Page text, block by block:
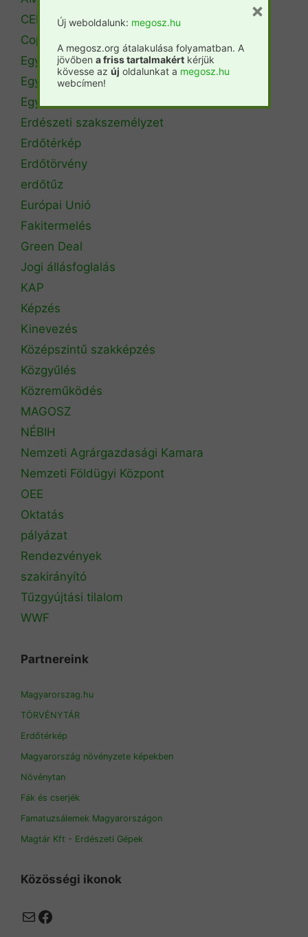
CEPF
Copa Cogeca
Egyéb
Egyetemi hírek
Egyetemi szintű oktatás
Erdészeti szakszemélyzet
Erdőtérkép
Erdőtörvény
erdőtűz
Európai Unió
Fakitermelés
Green Deal
Jogi állásfoglalás
KAP
Képzés
Kinevezés
Középszintű szakképzés
Közgyűlés
Közreműködés
MAGOSZ
NÉBIH
Nemzeti Agrárgazdasági Kamara
Nemzeti Földügyi Központ
OEE
Oktatás
pályázat
Rendezvények
szakirányító
Tűzgyújtási tilalom
WWF
Partnereink
Magyarorszag.hu
TÖRVÉNYTÁR
Erdőtérkép
Magyarország növényzete képekben
Növénytan
Fák és cserjék
Famatuzsálemek Magyarországon
Magtár Kft - Erdészeti Gépek
Közösségi ikonok
MailFacebook
Új weboldalunk: megosz.hu
A megosz.org átalakulása folyamatban. A
jövőben a friss tartalmakért kérjük
kövesse az új oldalunkat a megosz.hu
webcímen!
×